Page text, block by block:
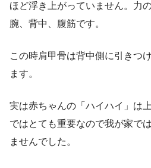
ほど浮き上がっていません。力
腕、背中、腹筋です。
この時肩甲骨は背中側に引きつ
ます。
実は赤ちゃんの「ハイハイ」は
ではとても重要なので我が家で
ませんでした。